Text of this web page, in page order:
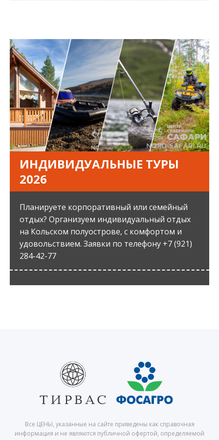
ИНДИВИДУАЛЬНЫЕ ТУРЫ
2026
Планируете корпоративный или семейный
отдых? Организуем индивидуальный отдых
на Кольском полуострове, с комфортом и
удовольствием. Заявки по телефону +7 (921)
284-42-77
Все ЦЕНЫ, указанные на сайте приведены как справочная
информация и не являются публичной офертой, определяемой